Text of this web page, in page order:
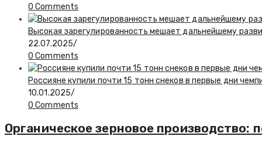
0 Comments
Высокая зарегулированность мешает дальнейшему
22.07.2025/
0 Comments
Россияне купили почти 15 тонн снеков в первые дни
10.01.2025/
0 Comments
Органическое зерновое производство: